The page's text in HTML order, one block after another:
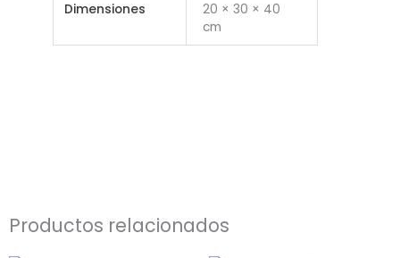
Dimensiones
20 × 30 × 40
cm
Productos relacionados